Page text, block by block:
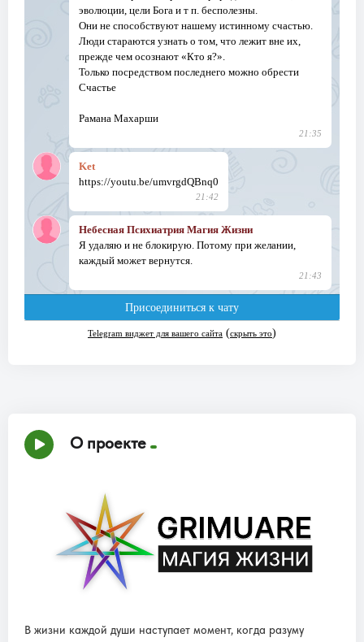
О проекте
В жизни каждой души наступает момент, когда разуму